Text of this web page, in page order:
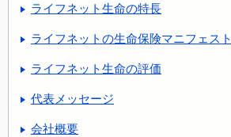
ライフネット生命の特長
ライフネットの生命保険マニフェスト
ライフネット生命の評価
代表メッセージ
会社概要